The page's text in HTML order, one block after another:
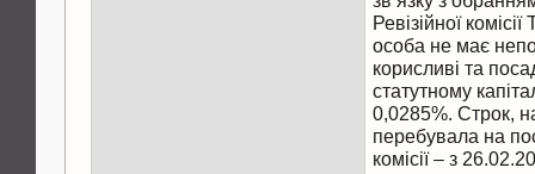
Ревізійної
особа не має
корисливі та
статутному
0,0285%. Строк,
перебувала на
комісії – з